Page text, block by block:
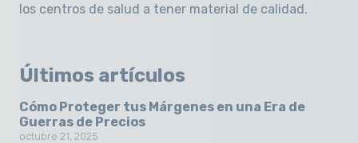
los centros de salud a tener material de calidad.
Últimos artículos
Cómo Proteger tus Márgenes en una Era de
Guerras de Precios
octubre 21, 2025